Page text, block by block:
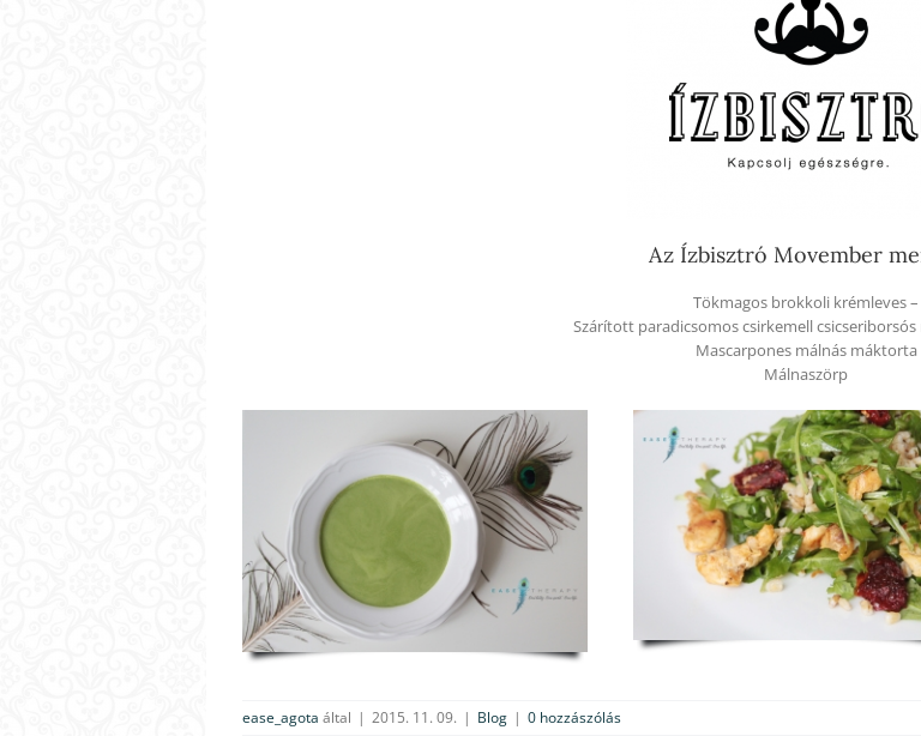
Az Ízbisztró Movember
Tökmagos brokkoli krémleves –
Szárított paradicsomos csirkemell
Mascarpones málnás máktorta
Málnaszörp
ease_agota által | 2015. 11. 09. | Blog | 0 hozzászólás